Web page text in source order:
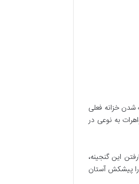
باز شد و بعد از ساخته شدن خزانه فعلی
شد. این جواهرات به نوعی در
این گنجینه،
را پیشکش آستان